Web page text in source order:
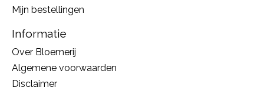
Mijn bestellingen
Informatie
Over Bloemerij
Algemene voorwaarden
Disclaimer